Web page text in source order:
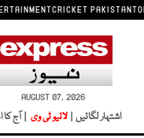
CRICKET PAKISTAN
AUGUST 07, 2026
اشتہار لگائیں | لائیو ٹی وی | آج کا